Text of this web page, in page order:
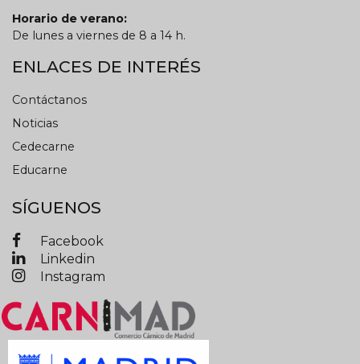
Horario de verano:
De lunes a viernes de 8 a 14 h.
ENLACES DE INTERÉS
Contáctanos
Noticias
Cedecarne
Educarne
SÍGUENOS
Facebook
Linkedin
Instagram